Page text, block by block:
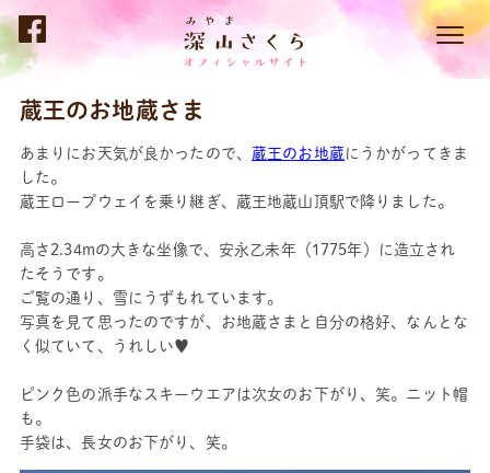
蔵王のお地蔵さま
あまりにお天気が良かったので、 蔵王のお地蔵 にうかがってきま
した。
蔵王ロープウェイを乗り継ぎ、蔵王地蔵山頂駅で降りました。
高さ2.34mの大きな坐像で、安永乙未年（1775年）に造立され
たそうです。
ご覧の通り、雪にうずもれています。
写真を見て思ったのですが、お地蔵さまと自分の格好、なんとな
く似ていて、うれしい♥
ピンク色の派手なスキーウエアは次女のお下がり、笑。ニット帽
も。
手袋は、長女のお下がり、笑。